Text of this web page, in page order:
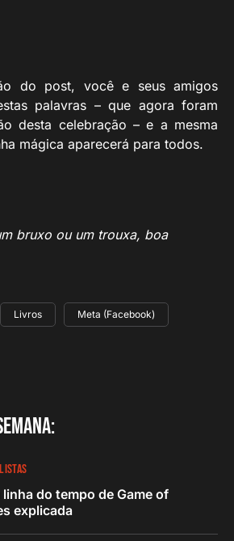
do post, você e seus amigos
palavras – que agora foram
desta celebração – e a mesma
mágica aparecerá para todos.
bruxo ou um trouxa, boa
Livros Meta (Facebook)
LISTAS
linha do tempo de Game of
explicada